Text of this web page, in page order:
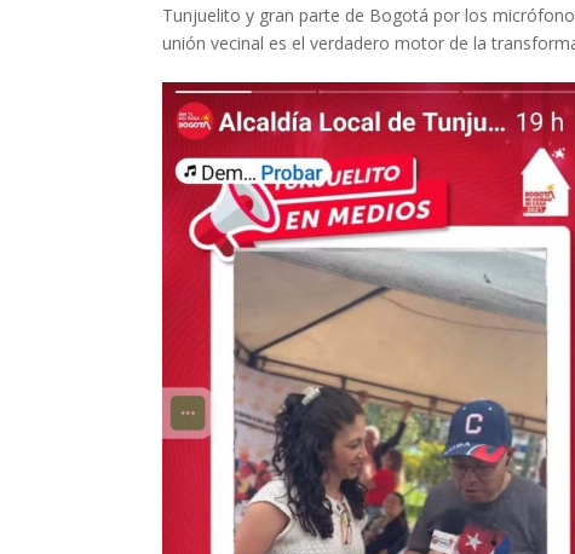
Tunjuelito y gran parte de Bogotá por los
unión vecinal es el verdadero motor de la